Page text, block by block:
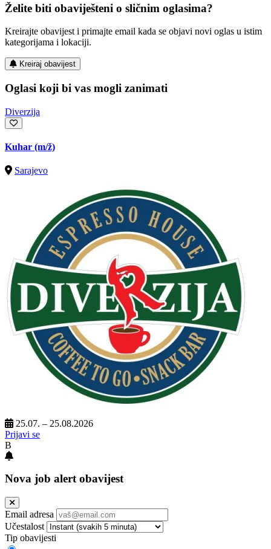
Želite biti obaviješteni o sličnim oglasima?
Kreirajte obavijest i primajte email kada se objavi novi oglas u istim
kategorijama i lokaciji.
Kreiraj obavijest
Oglasi koji bi vas mogli zanimati
Diverzija
Kuhar (m/ž)
Sarajevo
25.07. – 25.08.2026
Prijavi se
B
Nova job alert obavijest
Email adresa
Učestalost
Tip obavijesti